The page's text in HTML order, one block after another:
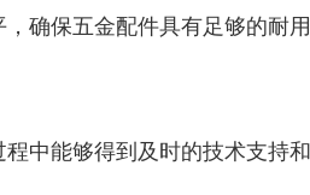
确保五金配件具有足够的耐用
中能够得到及时的技术支持和